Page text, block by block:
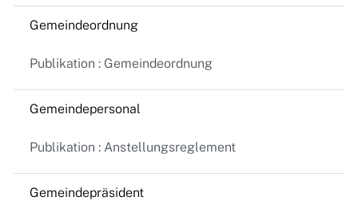
Gemeindeordnung
Publikation : Gemeindeordnung
Gemeindepersonal
Publikation : Anstellungsreglement
Gemeindepräsident